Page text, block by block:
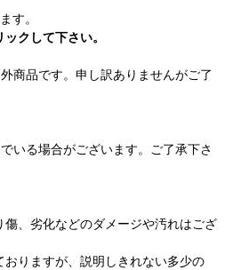
す。
クして下さい。
商品です。申し訳ありませんがご了
いる場合がございます。ご了承下さ
、劣化などのダメージや汚れはござ
おりますが、説明しきれない多少の